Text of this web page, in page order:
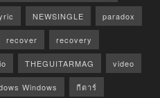
NEWSINGLE paradox
recover recovery
THEGUITARMAG video
Windows กีตาร์